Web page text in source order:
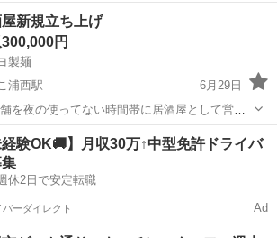
す！ 週2〜3日休日可 シフト制
食 業務
屋新規立ち上げ
300,000円
製麺
浦西駅
6月29日
を夜の使ってない時間帯に居酒屋として営業
ります。 時給制、歩合制、間借り等相談でき
書いて貰え...
だこ浦西駅 飲食
経験OK🚚】月収30万↑中型免許ドライバ
休2日で安定転職
バーダイレクト Ad